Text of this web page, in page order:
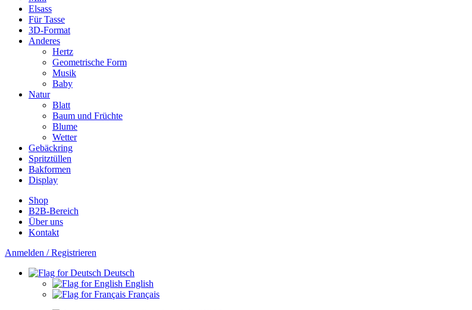
Elsass
Für Tasse
3D-Format
Anderes
Hertz
Geometrische Form
Musik
Baby
Natur
Blatt
Baum und Früchte
Blume
Wetter
Gebäckring
Spritztüllen
Bakformen
Display
Shop
B2B-Bereich
Über uns
Kontakt
Anmelden / Registrieren
Deutsch
English
Français